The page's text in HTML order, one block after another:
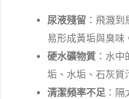
尿液殘留 ：飛濺
易形成黃垢與臭味
硬水礦物質 ：水
垢、水垢、石灰質
清潔頻率不足 ：